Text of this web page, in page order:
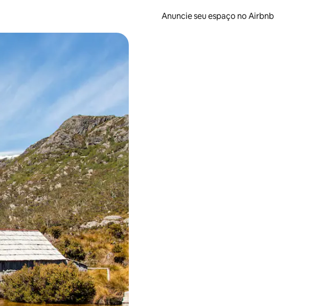
Anuncie seu espaço no Airbnb
do teclado ou tocando e deslizando o dedo na tela.